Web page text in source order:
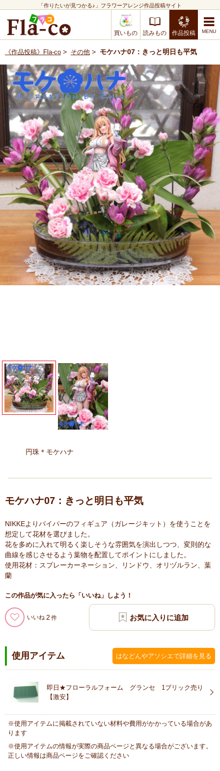
「作りたいが見つかる♪」フラワーアレンジ作品投稿サイト
買いもの 読みもの 作品投稿
《作品投稿》Fla-co > その他 > モケハナ07：きっと明日も平気
円珠＊モケハナ
モケハナ07：きっと明日も平気
NIKKEよりバイパーのフィギュア（ガレージキット）を使うことを
想定して花材を選びました。
花を多めに入れて明るく楽しそうな雰囲気を演出しつつ、変則的な
曲線を感じさせるよう葉物を配置してポイントにしました。
使用花材：スプレーカーネーション、リンドウ、オリヅルラン、葉
蘭
この作品が気に入ったら「いいね」しよう！
いいね 2
使用アイテム はなどんやアソシエで詳細を見る
即日★フローラルフォーム グランセ 1ブリック売り
【激安】
※使用アイテムに掲載されていない材料や費用がかかっている場合があ
ります
※使用アイテムの情報が実際の商品ページと異なる場合がございます。
正しい情報は商品ページをご確認ください